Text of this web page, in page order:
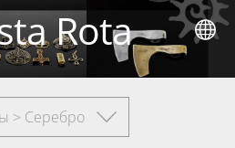
Rota
> Серебро